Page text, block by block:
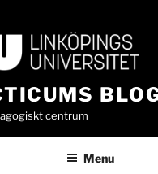
centrum
Menu